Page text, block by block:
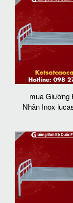
mua Giường
Nhân Inox